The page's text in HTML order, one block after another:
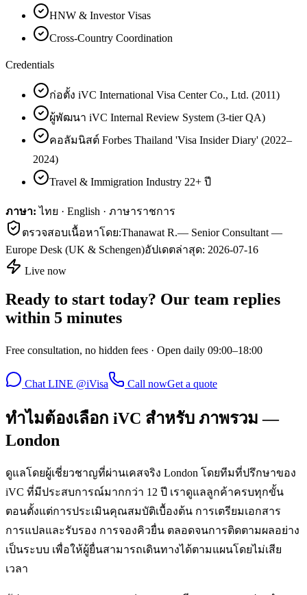
HNW & Investor Visas
Cross-Country Coordination
Credentials
ก่อตั้ง iVC International Visa Center Co., Ltd. (2011)
ผู้พัฒนา iVC Internal Review System (3-tier QA)
คอลัมนิสต์ Forbes Thailand 'Visa Insider Diary' (2022–
2024)
Travel & Immigration Industry 22+ ปี
ภาษา: ไทย · English · ภาษาราชการ
ตรวจสอบเนื้อหาโดย:Thanawat R.— Senior Consultant —
Europe Desk (UK & Schengen)อัปเดตล่าสุด: 2026-07-16
Live now
Ready to start today? Our team replies
within 5 minutes
Free consultation, no hidden fees · Open daily 09:00–18:00
Chat LINE @iVisa Call nowGet a quote
ทำไมต้องเลือก iVC สำหรับ ภาพรวม —
London
ดูแลโดยผู้เชี่ยวชาญที่ผ่านเคสจริง London โดยทีมที่ปรึกษาของ
iVC ที่มีประสบการณ์มากกว่า 12 ปี เราดูแลลูกค้าครบทุกขั้น
ตอนตั้งแต่การประเมินคุณสมบัติเบื้องต้น การเตรียมเอกสาร
การแปลและรับรอง การจองคิวยื่น ตลอดจนการติดตามผลอย่าง
เป็นระบบ เพื่อให้ผู้ยื่นสามารถเดินทางได้ตามแผนโดยไม่เสีย
เวลา